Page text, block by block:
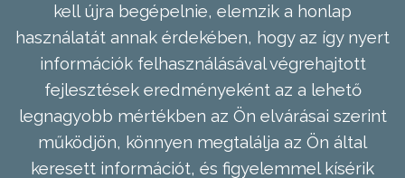
kell újra begépelnie, elemzik a honlap
használatát annak érdekében, hogy az így nyert
információk felhasználásával végrehajtott
fejlesztések eredményeként az a lehető
legnagyobb mértékben az Ön elvárásai szerint
működjön, könnyen megtalálja az Ön által
keresett információt, és figyelemmel kísérik